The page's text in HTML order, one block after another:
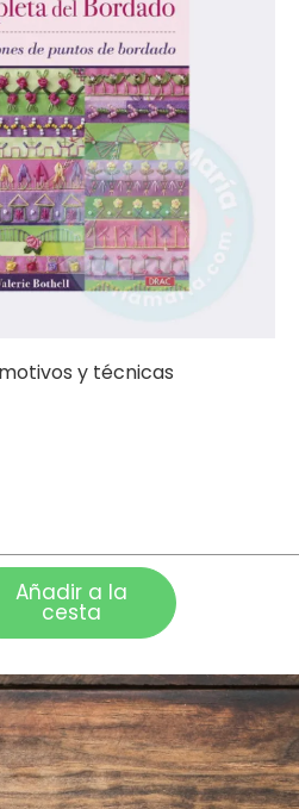
y técnicas
Añadir a la
cesta